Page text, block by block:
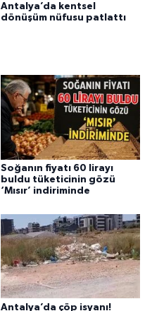
Antalya’da kentsel
dönüşüm nüfusu patlattı
Soğanın fiyatı 60 lirayı
buldu tüketicinin gözü
‘Mısır’ indiriminde
Antalya’da çöp isyanı!